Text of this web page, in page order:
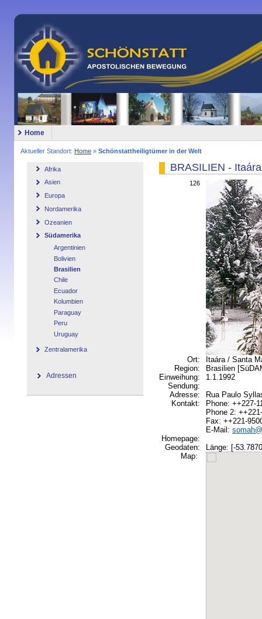
Home
Aktueller Standort: Home» Schönstattheiligtümer in der Welt
Afrika
Asien
Europa
Nordamerika
Ozeanien
Südamerika
Argentinien
Bolivien
Brasilien
Chile
Ecuador
Kolumbien
Paraguay
Peru
Uruguay
Zentralamerika
Adressen
BRASILIEN -
126
Ort:
Itaára / Santa
Region:
Brasilien
Einweihung:
1.1.1992
Sendung:
Adresse:
Rua Paulo
Kontakt:
Phone: ++227-
Phone 2:
Fax: ++221-
E-Mail:
Homepage:
Geodaten:
Länge: [-
Map: